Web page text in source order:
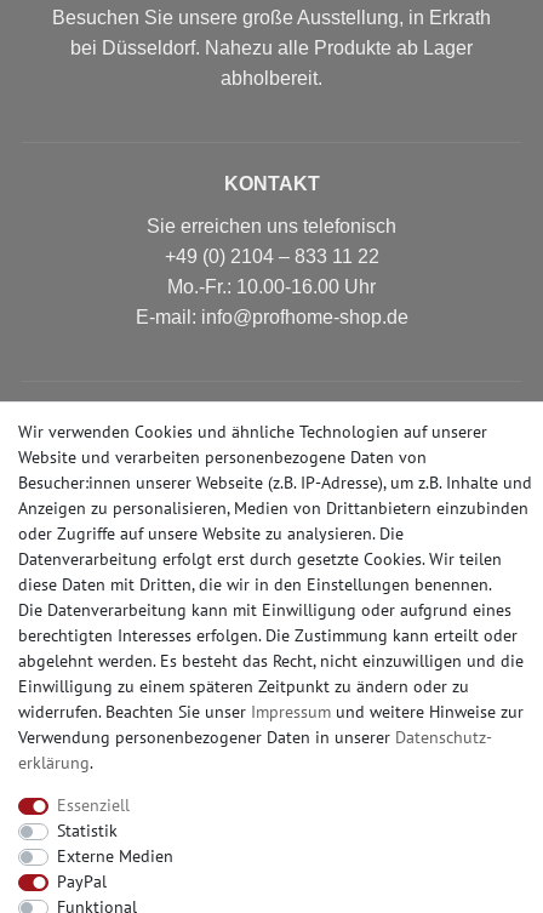
Besuchen Sie unsere große Ausstellung, in Erkrath
bei Düsseldorf. Nahezu alle Produkte ab Lager
abholbereit.
KONTAKT
Sie erreichen uns telefonisch
+49 (0) 2104 – 833 11 22
Mo.-Fr.: 10.00-16.00 Uhr
E-mail: info@profhome-shop.de
ZAHLUNGSARTEN
SOCIAL MEDIA
© Copyright 2026 | e-Delux GmbH
Wir verwenden Cookies und ähnliche Technologien auf unserer
Website und verarbeiten personenbezogene Daten von
Besucher:innen unserer Webseite (z.B. IP-Adresse), um z.B. Inhalte und
Anzeigen zu personalisieren, Medien von Drittanbietern einzubinden
oder Zugriffe auf unsere Website zu analysieren. Die
Datenverarbeitung erfolgt erst durch gesetzte Cookies. Wir teilen
diese Daten mit Dritten, die wir in den Einstellungen benennen.
Die Datenverarbeitung kann mit Einwilligung oder aufgrund eines
berechtigten Interesses erfolgen. Die Zustimmung kann erteilt oder
abgelehnt werden. Es besteht das Recht, nicht einzuwilligen und die
Einwilligung zu einem späteren Zeitpunkt zu ändern oder zu
widerrufen. Beachten Sie unser Impressum und weitere Hinweise zur
Verwendung personenbezogener Daten in unserer Daten­schutz­
erklärung.
Essenziell
Statistik
Externe Medien
PayPal
Funktional